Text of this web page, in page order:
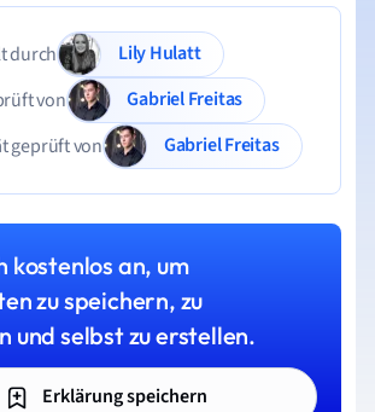
durch
Lily Hulatt
von
Gabriel Freitas
geprüft von
Gabriel Freitas
kostenlos an, um
zu speichern, zu
und selbst zu erstellen.
Erklärung speichern